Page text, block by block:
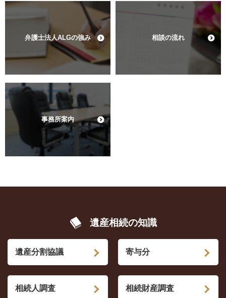
弁護士法人ALGの強み 相談の流れ
事務所案内
遺産相続の知識
遺産分割協議 寄与分
相続人調査 相続財産調査